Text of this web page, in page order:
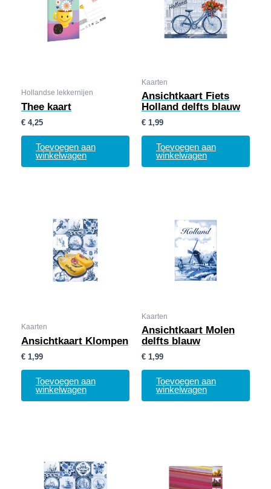
Hollandse lekkernijen
Thee kaart
€ 4,25
Toevoegen aan
winkelwagen
Kaarten
Ansichtkaart Fiets
Holland delfts blauw
€ 1,99
Toevoegen aan
winkelwagen
Kaarten
Ansichtkaart Klompen
€ 1,99
Toevoegen aan
winkelwagen
Kaarten
Ansichtkaart Molen
delfts blauw
€ 1,99
Toevoegen aan
winkelwagen